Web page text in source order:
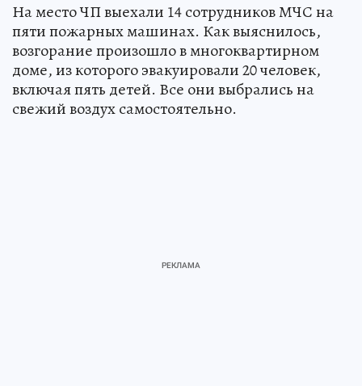
На место ЧП выехали 14 сотрудников МЧС на
пяти пожарных машинах. Как выяснилось,
возгорание произошло в многоквартирном
доме, из которого эвакуировали 20 человек,
включая пять детей. Все они выбрались на
свежий воздух самостоятельно.